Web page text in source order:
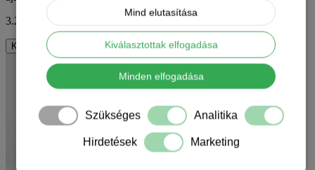
3.290 Ft
ÁFA nélkül: 2.591 Ft
Kosárba
Mind elutasítása
Kiválasztottak elfogadása
Minden elfogadása
Szükséges Analitika
Hirdetések Marketing